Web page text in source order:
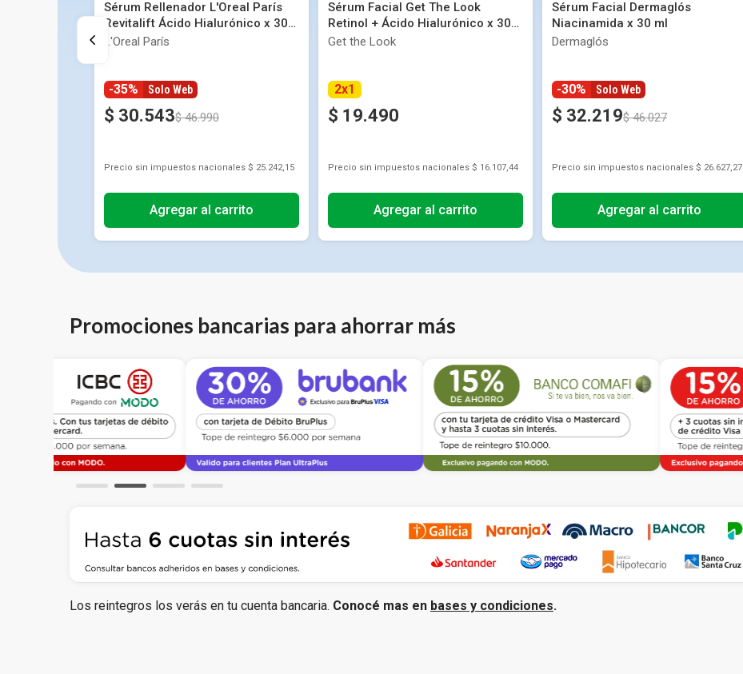
Sérum Rellenador L'Oreal París
Revitalift Ácido Hialurónico x 30
ml
L'Oreal París
-35% Solo Web
$ 30.543$ 46.990
Precio sin impuestos nacionales $ 25.242,15
Agregar al carrito
Sérum Facial Get The Look
Retinol + Ácido Hialurónico x 30
ml
Get the Look
2x1
$ 19.490
Precio sin impuestos nacionales $ 16.107,44
Agregar al carrito
Sérum Facial Dermaglós
Niacinamida x 30 ml
Dermaglós
-30% Solo Web
$ 32.219$ 46.027
Precio sin impuestos nacionales $ 26.627,27
Agregar al carrito
Promociones bancarias para ahorrar más
Los reintegros los verás en tu cuenta bancaria. Conocé mas en bases y condiciones.